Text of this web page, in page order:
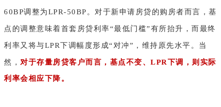
60BP调整为LPR-50BP。对于新申请房贷的购房者而言，基
点的调整意味着首套房贷利率“最低门槛”有所抬升，而最终
利率又将与LPR下调幅度形成“对冲”，维持原先水平。当
然， 对于存量房贷客户而言，基点不变、LPR下调，则实际
利率会相应下降。